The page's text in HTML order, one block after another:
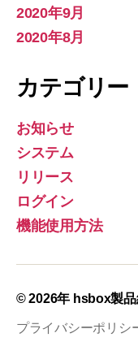
2020年9月
2020年8月
カテゴリー
お知らせ
システム
リリース
ログイン
機能使用方法
© 2026年 hsbox製
プライバシーポリシ